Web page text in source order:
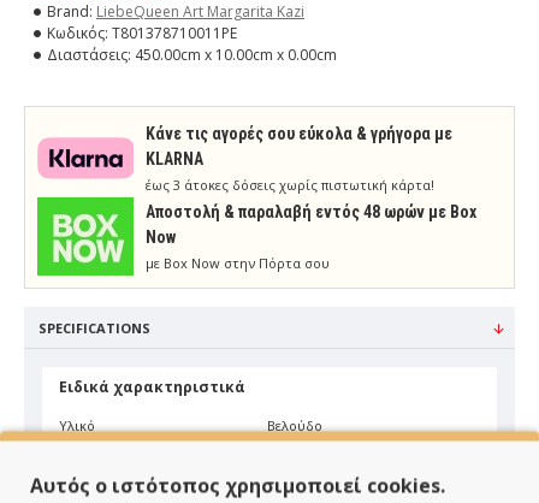
Brand: LiebeQueen Art Margarita Kazi
Κωδικός: T801378710011PE
Διαστάσεις: 450.00cm x 10.00cm x 0.00cm
Κάνε τις αγορές σου εύκολα & γρήγορα με
KLARNA
έως 3 άτοκες δόσεις χωρίς πιστωτική κάρτα!
Aποστολή & παραλαβή εντός 48 ωρών με Box
Now
με Box Now στην Πόρτα σου
SPECIFICATIONS
Ειδικά χαρακτηριστικά
Υλικό Βελούδο
Αυτός ο ιστότοπος χρησιμοποιεί cookies.